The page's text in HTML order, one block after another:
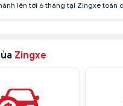
lên tới 6 tháng tại Zingxe toàn
Zingxe